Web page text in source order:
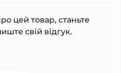
цей товар, станьте
свій відгук.